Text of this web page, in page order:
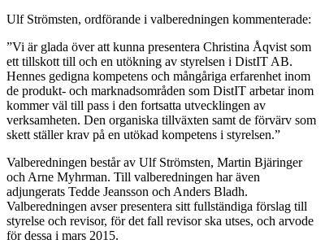
Ulf Strömsten, ordförande i valberedningen kommenterade:
”Vi är glada över att kunna presentera Christina Åqvist som
ett tillskott till och en utökning av styrelsen i DistIT AB.
Hennes gedigna kompetens och mångåriga erfarenhet inom
de produkt- och marknadsområden som DistIT arbetar inom
kommer väl till pass i den fortsatta utvecklingen av
verksamheten. Den organiska tillväxten samt de förvärv som
skett ställer krav på en utökad kompetens i styrelsen.”
Valberedningen består av Ulf Strömsten, Martin Bjäringer
och Arne Myhrman. Till valberedningen har även
adjungerats Tedde Jeansson och Anders Bladh.
Valberedningen avser presentera sitt fullständiga förslag till
styrelse och revisor, för det fall revisor ska utses, och arvode
för dessa i mars 2015.